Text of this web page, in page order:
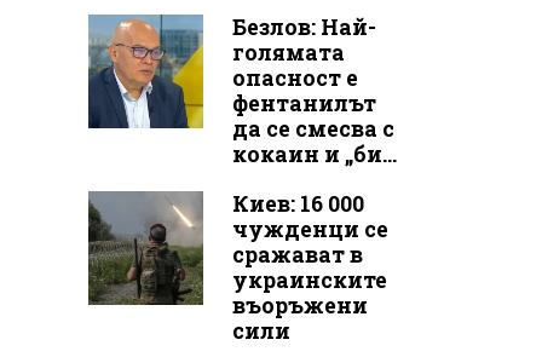
Безлов: Най-
голямата
опасност е
фентанилът
да се смесва с
кокаин и „би...
Киев: 16 000
чужденци се
сражават в
украинските
въоръжени
сили